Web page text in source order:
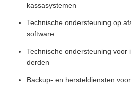
kassasystemen
Technische ondersteuning op
software
Technische ondersteuning voor
derden
Backup- en hersteldiensten